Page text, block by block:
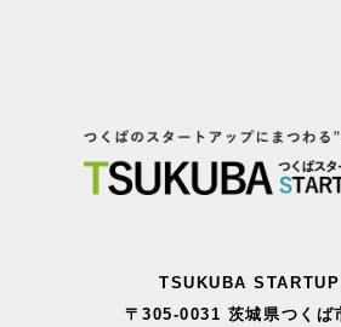
TSUKUBA
〒305-0031 茨城県つくば